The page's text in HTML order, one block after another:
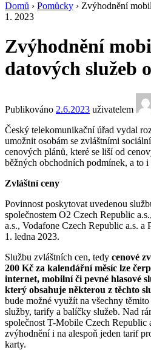
Domů › Pomůcky › Zvýhodnění
1. 2023
Zvýhodnění
datových služeb
Publikováno 2.6.2023 uživatelem
Český telekomunikační úřad vydal
umožnit osobám se zvláštními
cenových plánů, které se liší od
běžných obchodních podmínek, a to
Zvláštní ceny
Povinnost poskytovat uvedenou
společnostem O2 Czech Republic
a.s., Vodafone Czech Republic a.s. a
1. ledna 2023.
Službu zvláštních cen, tedy cenové
200 Kč za kalendářní měsíc lze
internet, mobilní či pevné hlasové
který obsahuje některou z těchto
bude možné využít na všechny
služby, tarify a balíčky služeb. Nad
společnost T-Mobile Czech
zvýhodnění i na alespoň jeden tarif
karty.